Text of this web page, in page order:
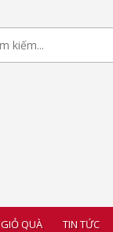
GIỎ QUÀ TIN TỨC